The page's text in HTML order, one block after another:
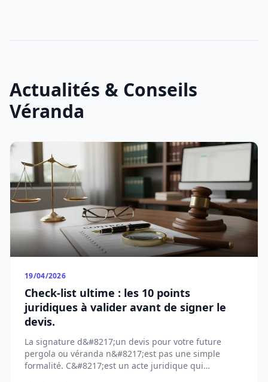
Actualités & Conseils
Véranda
19/04/2026
Check-list ultime : les 10 points
juridiques à valider avant de signer le
devis.
La signature d&#8217;un devis pour votre future
pergola ou véranda n&#8217;est pas une simple
formalité. C&#8217;est un acte juridique qui